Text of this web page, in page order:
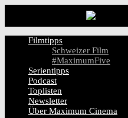
Filmtipps
Schweizer Film
#MaximumFive
Serientipps
Podcast
Toplisten
Newsletter
Über Maximum Cinema